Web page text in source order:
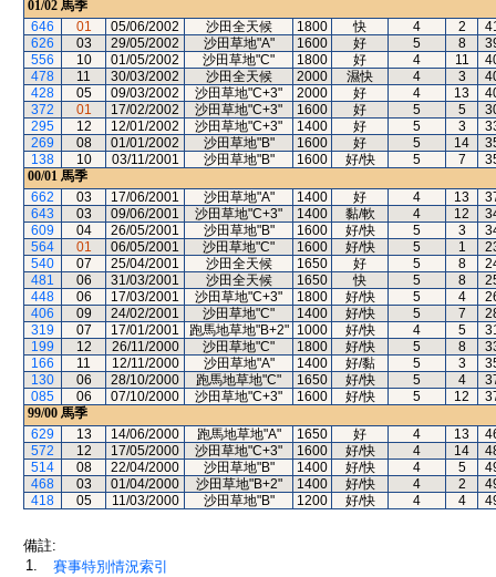
01/02 馬季
646
01 05/06/2002 沙田全天候 1800 快 4 2
626
03 29/05/2002 沙田草地"A" 1600 好 5 8
556
10 01/05/2002 沙田草地"C" 1800 好 4 11
478
11 30/03/2002 沙田全天候 2000 濕快 4 3
428
05 09/03/2002 沙田草地"C+3" 2000 好 4 13
372
01 17/02/2002 沙田草地"C+3" 1600 好 5 5
295
12 12/01/2002 沙田草地"C+3" 1400 好 5 3
269
08 01/01/2002 沙田草地"B" 1600 好 5 14
138
10 03/11/2001 沙田草地"B" 1600 好/快 5 7
00/01 馬季
662
03 17/06/2001 沙田草地"A" 1400 好 4 13
643
03 09/06/2001 沙田草地"C+3" 1400 黏/軟 4 12
609
04 26/05/2001 沙田草地"B" 1600 好/快 5 3
564
01 06/05/2001 沙田草地"C" 1600 好/快 5 1
540
07 25/04/2001 沙田全天候 1650 好 5 8
481
06 31/03/2001 沙田全天候 1650 快 5 8
448
06 17/03/2001 沙田草地"C+3" 1800 好/快 5 4
406
09 24/02/2001 沙田草地"C" 1400 好/快 5 7
319
07 17/01/2001 跑馬地草地"B+2" 1000 好/快 4 5
199
12 26/11/2000 沙田草地"C" 1800 好/快 5 8
166
11 12/11/2000 沙田草地"A" 1400 好/黏 5 3
130
06 28/10/2000 跑馬地草地"C" 1650 好/快 5 4
085
06 07/10/2000 沙田草地"C+3" 1600 好/快 5 12
99/00 馬季
629
13 14/06/2000 跑馬地草地"A" 1650 好 4 13
572
12 17/05/2000 沙田草地"C+3" 1600 好/快 4 14
514
08 22/04/2000 沙田草地"B" 1400 好/快 4 5
468
03 01/04/2000 沙田草地"B+2" 1400 好/快 4 2
418
05 11/03/2000 沙田草地"B" 1200 好/快 4 4
備註:
1.
賽事特別情況索引